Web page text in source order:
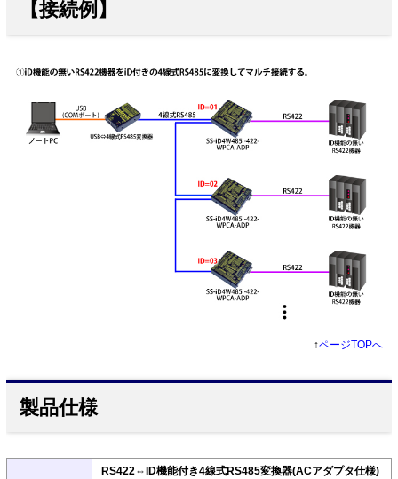
【接続例】
↑ページTOPへ
製品仕様
RS422⇔ID機能付き4線式RS485変換器(ACアダプタ仕様)